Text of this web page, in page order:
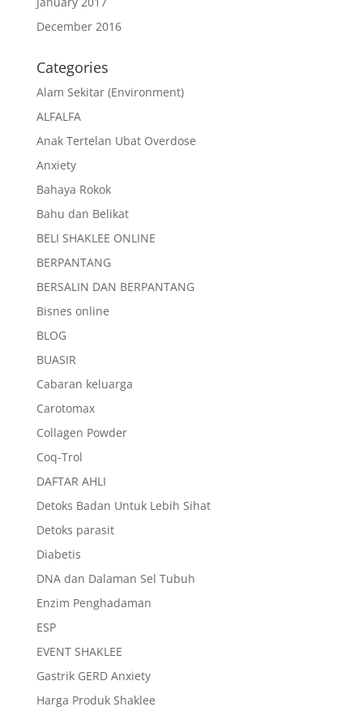
December 2016
Categories
Alam Sekitar (Environment)
ALFALFA
Anak Tertelan Ubat Overdose
Anxiety
Bahaya Rokok
Bahu dan Belikat
BELI SHAKLEE ONLINE
BERPANTANG
BERSALIN DAN BERPANTANG
Bisnes online
BLOG
BUASIR
Cabaran keluarga
Carotomax
Collagen Powder
Coq-Trol
DAFTAR AHLI
Detoks Badan Untuk Lebih Sihat
Detoks parasit
Diabetis
DNA dan Dalaman Sel Tubuh
Enzim Penghadaman
ESP
EVENT SHAKLEE
Gastrik GERD Anxiety
Harga Produk Shaklee